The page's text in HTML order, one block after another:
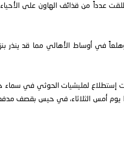
عدداً من قذائف الهاون على الأحياء
في أوساط الأهالي مما قد ينذر
ذلك رصدت القوات المشتركة تحليق 5 طائرات إستطلاع لمليشيات
4 أطفال وامرأة أصيبوا يوم أمس الثلاثاء، في